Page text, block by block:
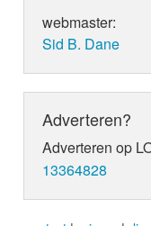
webmaster:
Sid B. Dane
Adverteren?
Adverteren op
13364828